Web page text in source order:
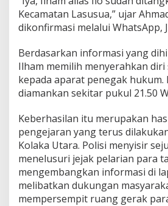
a
Kecamatan Lasusua,” ujar
dikonfirmasi melalui WhatsApp,
Berdasarkan informasi yang
Ilham memilih menyerahkan diri
kepada aparat penegak hukum.
diamankan sekitar pukul 21.50
Keberhasilan itu merupakan
pengejaran yang terus
Kolaka Utara. Polisi menyisir
menelusuri jejak pelarian para
mengembangkan informasi di
melibatkan dukungan
mempersempit ruang gerak